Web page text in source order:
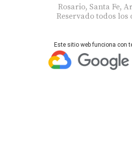
Rosario, Santa Fe,
Reservado todos los
Este sitio web funciona con